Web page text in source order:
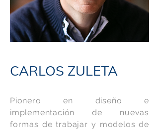
CARLOS ZULETA
Pionero en diseño e
implementación de nuevas
formas de trabajar y modelos de